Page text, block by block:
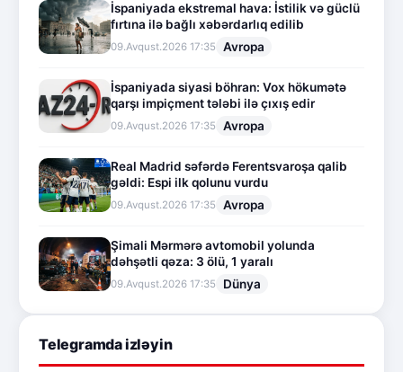
İspaniyada ekstremal hava: İstilik və güclü
fırtına ilə bağlı xəbərdarlıq edilib
09.Avqust.2026 17:35 Avropa
İspaniyada siyasi böhran: Vox hökumətə
qarşı impiçment tələbi ilə çıxış edir
09.Avqust.2026 17:35 Avropa
Real Madrid səfərdə Ferentsvaroşa qalib
gəldi: Espi ilk qolunu vurdu
09.Avqust.2026 17:35 Avropa
Şimali Mərmərə avtomobil yolunda
dəhşətli qəza: 3 ölü, 1 yaralı
09.Avqust.2026 17:35 Dünya
Telegramda izləyin